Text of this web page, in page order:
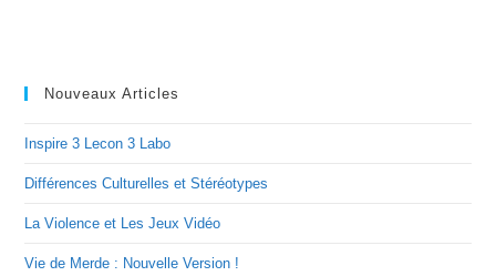
Nouveaux Articles
Inspire 3 Lecon 3 Labo
Différences Culturelles et Stéréotypes
La Violence et Les Jeux Vidéo
Vie de Merde : Nouvelle Version !